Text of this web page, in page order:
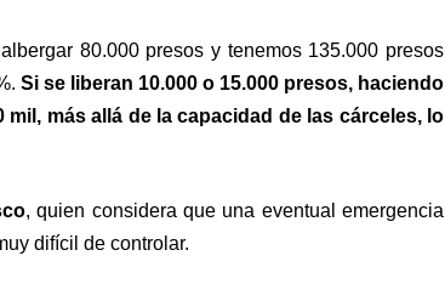
80.000 presos y tenemos 135.000 presos
Si se liberan 10.000 o 15.000 presos, haciendo
más allá de la capacidad de las cárceles, lo
, quien considera que una eventual emergencia
difícil de controlar.